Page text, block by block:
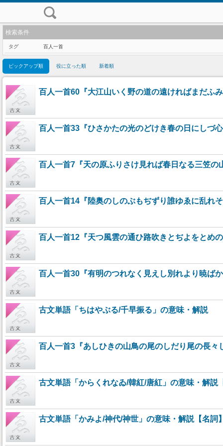
検索条件
タグ 百人一首
ピックアップ順 役に立った順 新着順
百人一首60『大江山いく野の道の遠ければまだふ
百人一首33『ひさかたの光のどけき春の日にしづ
百人一首7『天の原ふりさけ見れば春日なる三笠
百人一首14『陸奥のしのぶもぢずり誰ゆゑに乱れ
百人一首12『天つ風雲の通ひ路吹きとぢよをとめ
百人一首30『有明のつれなく見えし別れより暁ば
古文単語「ちはやぶる/千早振る」の意味・解説
百人一首3『あしひきの山鳥の尾のしだり尾の長
古文単語「からくれなゐ/韓紅/唐紅」の意味・解説
古文単語「かみよ/神代/神世」の意味・解説【名詞】